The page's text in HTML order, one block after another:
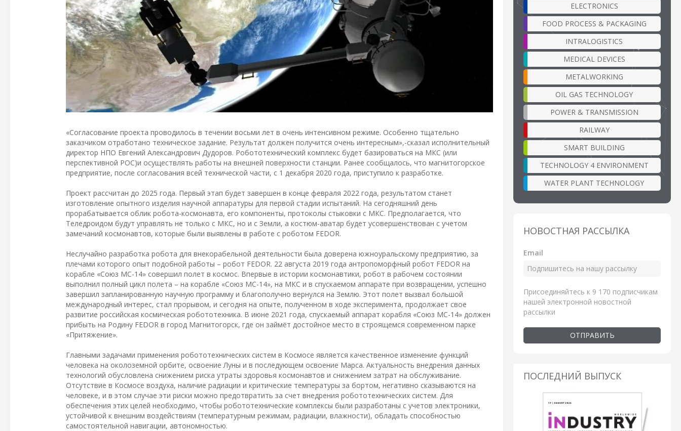
«Согласование проекта проводилось в течении восьми лет в очень интенсивном режиме. Особенно тщательно
заказчиком отработано техническое задание. Результат должен получится очень интересным»,-сказал исполнительный
директор НПО Евгений Александрович Дудоров. Робототехнический комплекс будет базироваться на МКС (или
перспективной РОС)и осуществлять работы на внешней поверхности станции. Ранее сообщалось, что магнитогорское
предприятие, после согласования всей технической части, с 1 декабря 2020 года, приступило к разработке.
Проект рассчитан до 2025 года. Первый этап будет завершен в конце февраля 2022 года, результатом станет
изготовление опытного изделия научной аппаратуры для первой стадии испытаний. На сегодняшний день
прорабатывается облик робота-космонавта, его компоненты, протоколы стыковки с МКС. Предполагается, что
Теледроидом будут управлять не только с МКС, но и с Земли, а костюм-аватар будет усовершенствован с учетом
замечаний космонавтов, которые были выявлены в работе с роботом FEDOR.
Неслучайно разработка робота для внекорабельной деятельности была доверена южноуральскому предприятию, за
плечами которого опыт подобной работы – робот FEDOR. 22 августа 2019 года антропоморфный робот FEDOR на
корабле «Союз МС-14» совершил полет в космос. Впервые в истории космонавтики, робот в рабочем состоянии
выполнил полный цикл полета – на корабле «Союз МС-14», на МКС и в спускаемом аппарате при возвращении, успешно
завершил запланированную научную программу и благополучно вернулся на Землю. Этот полет вызвал большой
международный интерес, стал прорывом, и сегодня на опыте, полученном в ходе эксперимента, продолжает свое
развитие российская космическая робототехника. В июне 2021 года, спускаемый аппарат корабля «Союз МС-14» должен
прибыть на Родину FEDOR в город Магнитогорск, где он займёт достойное место в строящемся современном парке
«Притяжение».
Главными задачами применения робототехнических систем в Космосе является качественное изменение функций
человека на околоземной орбите, освоение Луны и в последующем освоение Марса. Актуальность внедрения данных
технологий обусловлена снижением риска утраты здоровья космонавтов и снижением затрат на обслуживание.
Отсутствие в Космосе воздуха, наличие радиации и критические температуры за бортом, негативно сказываются на
человеке, и в этом случае эти риски можно предотвратить за счет внедрения робототехнических систем. Для
обеспечения этих целей необходимо, чтобы робототехнические комплексы были разработаны с учетов электроники,
устойчивой к внешним воздействиям (температурным режимам, радиации, влажности), обладать способностью
самостоятельной навигации, автономностью.
ELECTRONICS
FOOD PROCESS & PACKAGING
INTRALOGISTICS
MEDICAL DEVICES
METALWORKING
OIL GAS TECHNOLOGY
POWER & TRANSMISSION
RAILWAY
SMART BUILDING
TECHNOLOGY 4 ENVIRONMENT
WATER PLANT TECHNOLOGY
НОВОСТНАЯ РАССЫЛКА
Email
Присоединяйтесь к 9 170 подписчикам
нашей электронной новостной
рассылки
ОТПРАВИТЬ
ПОСЛЕДНИЙ ВЫПУСК